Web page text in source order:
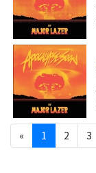
« 1 2 3